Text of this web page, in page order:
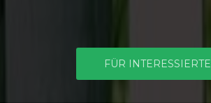
FÜR INTERESSIERTE